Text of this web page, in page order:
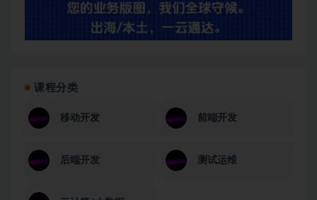
课程分类
移动开发 前端开发
后端开发 测试运维